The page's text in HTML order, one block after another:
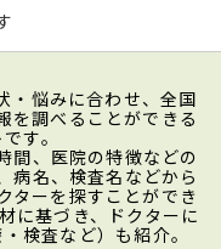
・悩みに合わせ、全国
を調べることができる
す。
間、医院の特徴などの
病名、検査名などから
ターを探すことができ
に基づき、ドクターに
検査など）も紹介。